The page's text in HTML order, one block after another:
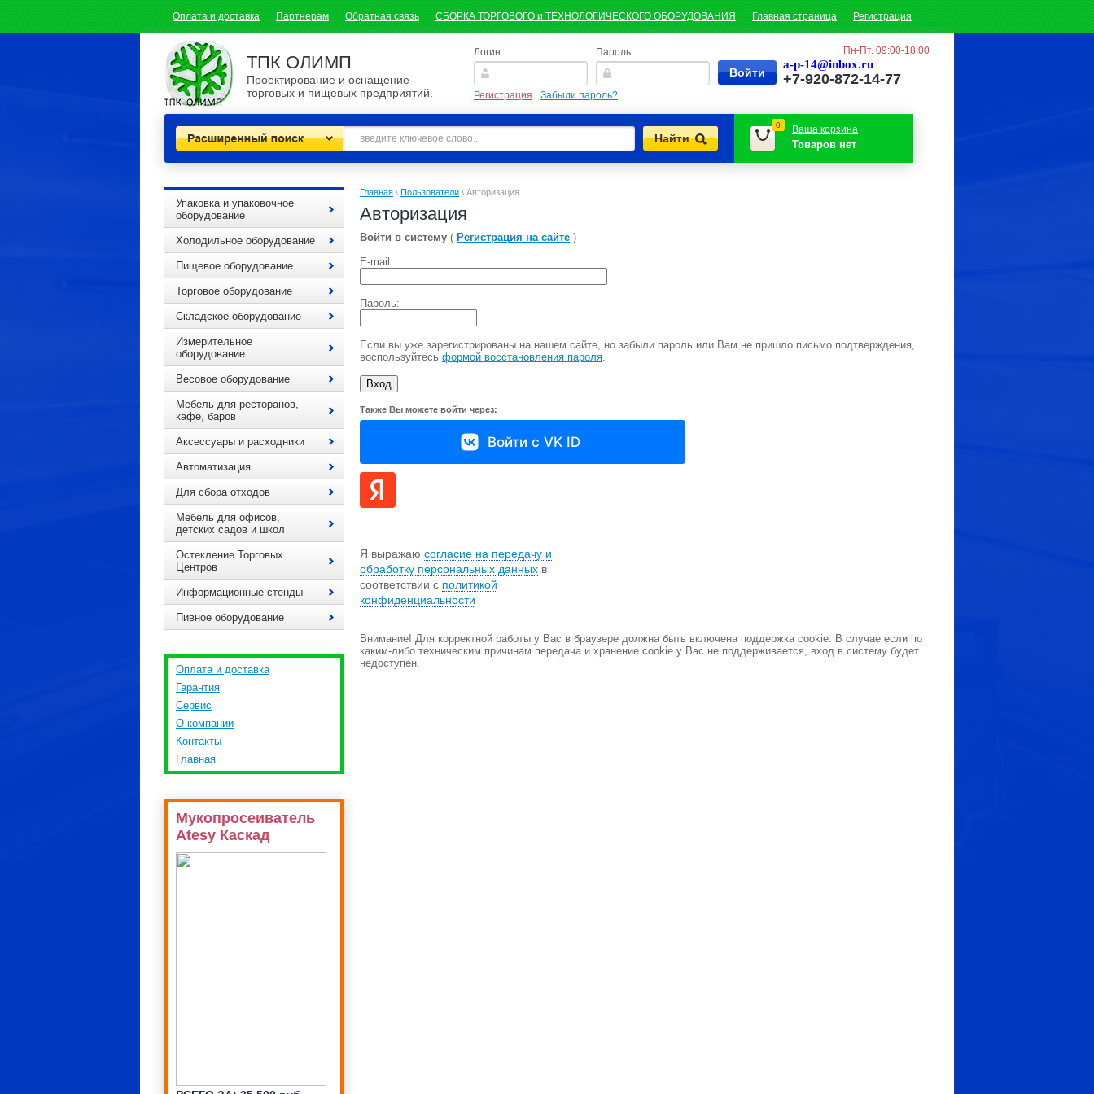
Оплата и доставка Партнерам Обратная связь СБОРКА ТОРГОВОГО и ТЕХНОЛОГИЧЕСКОГО ОБОРУДОВАНИЯ Главная страница Регистрация
ТПК ОЛИМП
Проектирование и оснащение
торговых и пищевых предприятий.
Логин: Пароль:
Регистрация Забыли пароль?
Пн-Пт. 09:00-18:00
a-p-14@inbox.ru
+7-920-872-14-77
Расширенный поиск
0 Ваша корзина
Товаров нет
Упаковка и упаковочное
оборудование
Холодильное оборудование
Пищевое оборудование
Торговое оборудование
Складское оборудование
Измерительное
оборудование
Весовое оборудование
Мебель для ресторанов,
кафе, баров
Аксессуары и расходники
Автоматизация
Для сбора отходов
Мебель для офисов,
детских садов и школ
Остекление Торговых
Центров
Информационные стенды
Пивное оборудование
Оплата и доставка
Гарантия
Сервис
О компании
Контакты
Главная
Мукопросеиватель
Atesy Каскад
Главная \ Пользователи \ Авторизация
Авторизация
Войти в систему ( Регистрация на сайте )
E-mail:
Пароль:
Если вы уже зарегистрированы на нашем сайте, но забыли пароль или Вам не пришло письмо подтверждения,
воспользуйтесь формой восстановления пароля.
Также Вы можете войти через:
Войти с VK ID
Я выражаю согласие на передачу и
обработку персональных данных в
соответствии с политикой
конфиденциальности
Внимание! Для корректной работы у Вас в браузере должна быть включена поддержка cookie. В случае если по
каким-либо техническим причинам передача и хранение cookie у Вас не поддерживается, вход в систему будет
недоступен.